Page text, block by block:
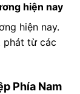
hiện nay
hiện nay.
phát từ các
Phía Nam